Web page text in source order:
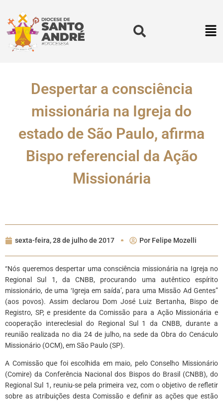
Despertar a consciência
missionária na Igreja do
estado de São Paulo, afirma
Bispo referencial da Ação
Missionária
sexta-feira, 28 de julho de 2017 Por Felipe Mozelli
“Nós queremos despertar uma consciência missionária na Igreja no
Regional Sul 1, da CNBB, procurando uma autêntico espírito
missionário, de uma ‘Igreja em saída’, para uma Missão Ad Gentes”
(aos povos). Assim declarou Dom José Luiz Bertanha, Bispo de
Registro, SP, e presidente da Comissão para a Ação Missionária e
cooperação intereclesial do Regional Sul 1 da CNBB, durante a
reunião realizada no dia 24 de julho, na sede da Obra do Cenáculo
Missionário (OCM), em São Paulo (SP).
A Comissão que foi escolhida em maio, pelo Conselho Missionário
(Comire) da Conferência Nacional dos Bispos do Brasil (CNBB), do
Regional Sul 1, reuniu-se pela primeira vez, com o objetivo de refletir
sobre as atribuições desta Comissão e definir as ações que estão